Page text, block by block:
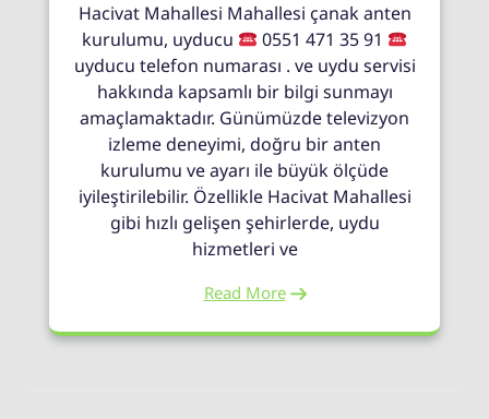
Hacivat Mahallesi Mahallesi çanak anten
kurulumu, uyducu
0551 471 35 91
uyducu telefon numarası . ve uydu servisi
hakkında kapsamlı bir bilgi sunmayı
amaçlamaktadır. Günümüzde televizyon
izleme deneyimi, doğru bir anten
kurulumu ve ayarı ile büyük ölçüde
iyileştirilebilir. Özellikle Hacivat Mahallesi
gibi hızlı gelişen şehirlerde, uydu
hizmetleri ve
Read More